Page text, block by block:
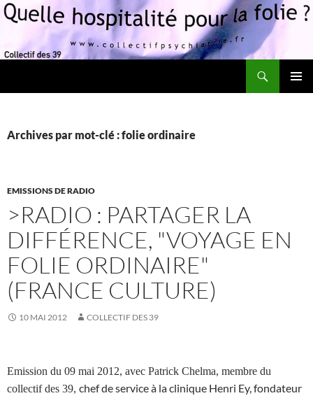
Archives par mot-clé : folie ordinaire
EMISSIONS DE RADIO
>RADIO : PARTAGER LA
DIFFÉRENCE, "VOYAGE EN
FOLIE ORDINAIRE"
(FRANCE CULTURE)
10 MAI 2012 COLLECTIF DES 39
Emission du 09 mai 2012, avec Patrick Chelma, membre du
collectif des 39, chef de service à la clinique Henri Ey, fondateur